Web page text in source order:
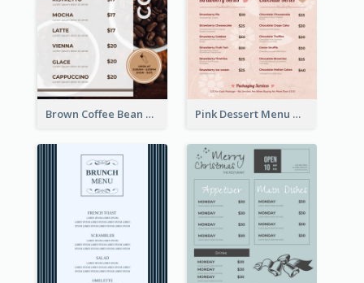
Brown Coffee Bean Background Café Menu Pink Dessert Menu With Two Column